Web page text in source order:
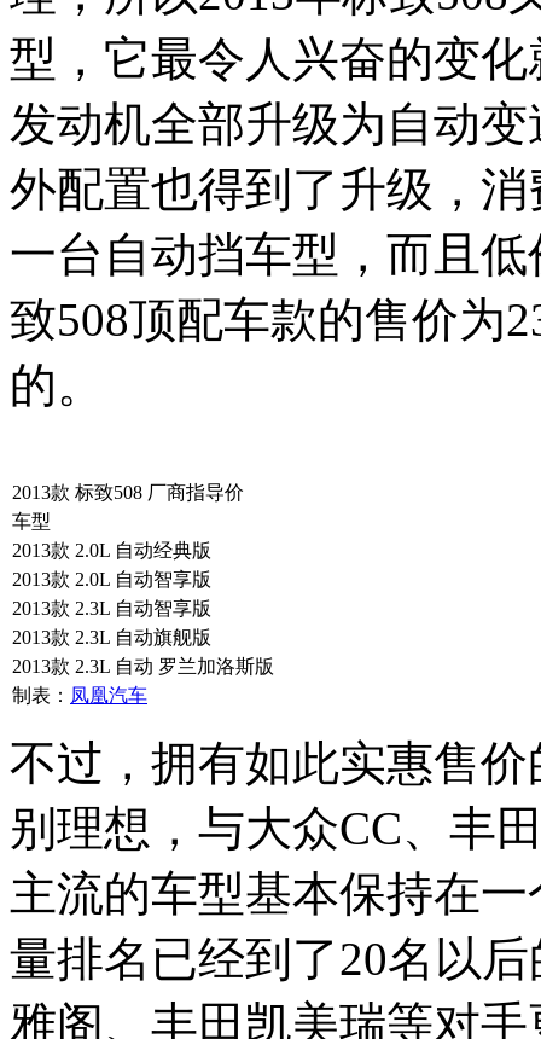
型，它最令人兴奋的变
发动机全部升级为自动
外配置也得到了升级，
一台自动挡车型，而且
致508顶配车款的售价为
的。
2013款 标致508 厂商指导价
车型
2013款 2.0L 自动经典版
2013款 2.0L 自动智享版
2013款 2.3L 自动智享版
2013款 2.3L 自动旗舰版
2013款 2.3L 自动 罗兰加洛斯版
制表： 凤凰汽车
不过，拥有如此实惠售
别理想，与大众CC、丰
主流的车型基本保持在
量排名已经到了20名以
雅阁、丰田凯美瑞等对